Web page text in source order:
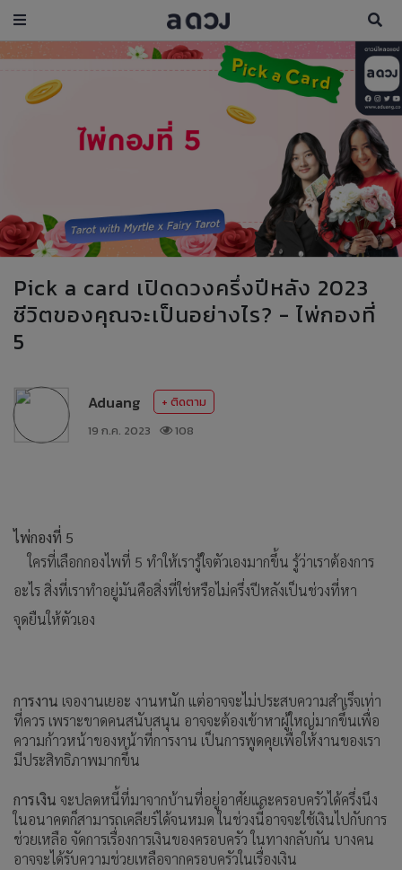
Pick a card เปิดดวงครึ่งปีหลัง 2023
ชีวิตของคุณจะเป็นอย่างไร? - ไพ่กองที่
5
Aduang
+ ติดตาม
19 ก.ค. 2023
108
ไพ่กองที่ 5
ใครที่เลือกกองไพที่ 5 ทำให้เรารู้ใจตัวเองมากขึ้น รู้ว่าเราต้องการ
อะไร สิ่งที่เราทำอยู่มันคือสิ่งที่ใช่หรือไม่ครึ่งปีหลังเป็นช่วงที่หา
จุดยืนให้ตัวเอง
การงาน เจองานเยอะ งานหนัก แต่อาจจะไม่ประสบความสำเร็จเท่า
ที่ควร เพราะขาดคนสนับสนุน อาจจะต้องเข้าหาผู้ใหญ่มากขึ้นเพื่อ
ความก้าวหน้าของหน้าที่การงาน เป็นการพูดคุยเพื่อให้งานของเรา
มีประสิทธิภาพมากขึ้น
การเงิน จะปลดหนี้ที่มาจากบ้านที่อยู่อาศัยและครอบครัวได้ครึ่งนึง
ในอนาคตก็สามารถเคลียร์ได้จนหมด ในช่วงนี้อาจจะใช้เงินไปกับการ
ช่วยเหลือ จัดการเรื่องการเงินของครอบครัว ในทางกลับกัน บางคน
อาจจะได้รับความช่วยเหลือจากครอบครัวในเรื่องเงิน